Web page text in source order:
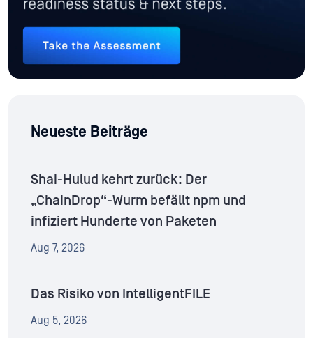
Neueste Beiträge
Shai-Hulud kehrt zurück: Der
„ChainDrop“-Wurm befällt npm und
infiziert Hunderte von Paketen
Aug 7, 2026
Das Risiko von IntelligentFILE
Aug 5, 2026